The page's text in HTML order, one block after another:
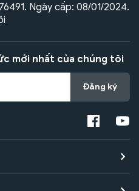
Ngày cấp: 08/01/2024.
mới nhất của chúng tôi
Đăng ký